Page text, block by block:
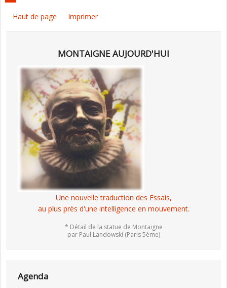
Haut de page Imprimer
MONTAIGNE AUJOURD'HUI
Une nouvelle traduction des Essais,
au plus près d'une intelligence en mouvement.
* Détail de la statue de Montaigne
par Paul Landowski (Paris 5ème)
Agenda